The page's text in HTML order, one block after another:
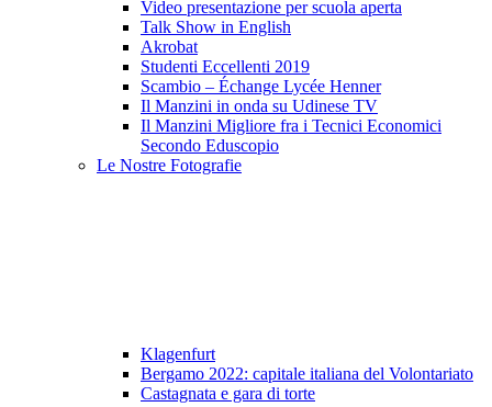
Video presentazione per scuola aperta
Talk Show in English
Akrobat
Studenti Eccellenti 2019
Scambio – Échange Lycée Henner
Il Manzini in onda su Udinese TV
Il Manzini Migliore fra i Tecnici Economici
Secondo Eduscopio
Le Nostre Fotografie
Klagenfurt
Bergamo 2022: capitale italiana del Volontariato
Castagnata e gara di torte